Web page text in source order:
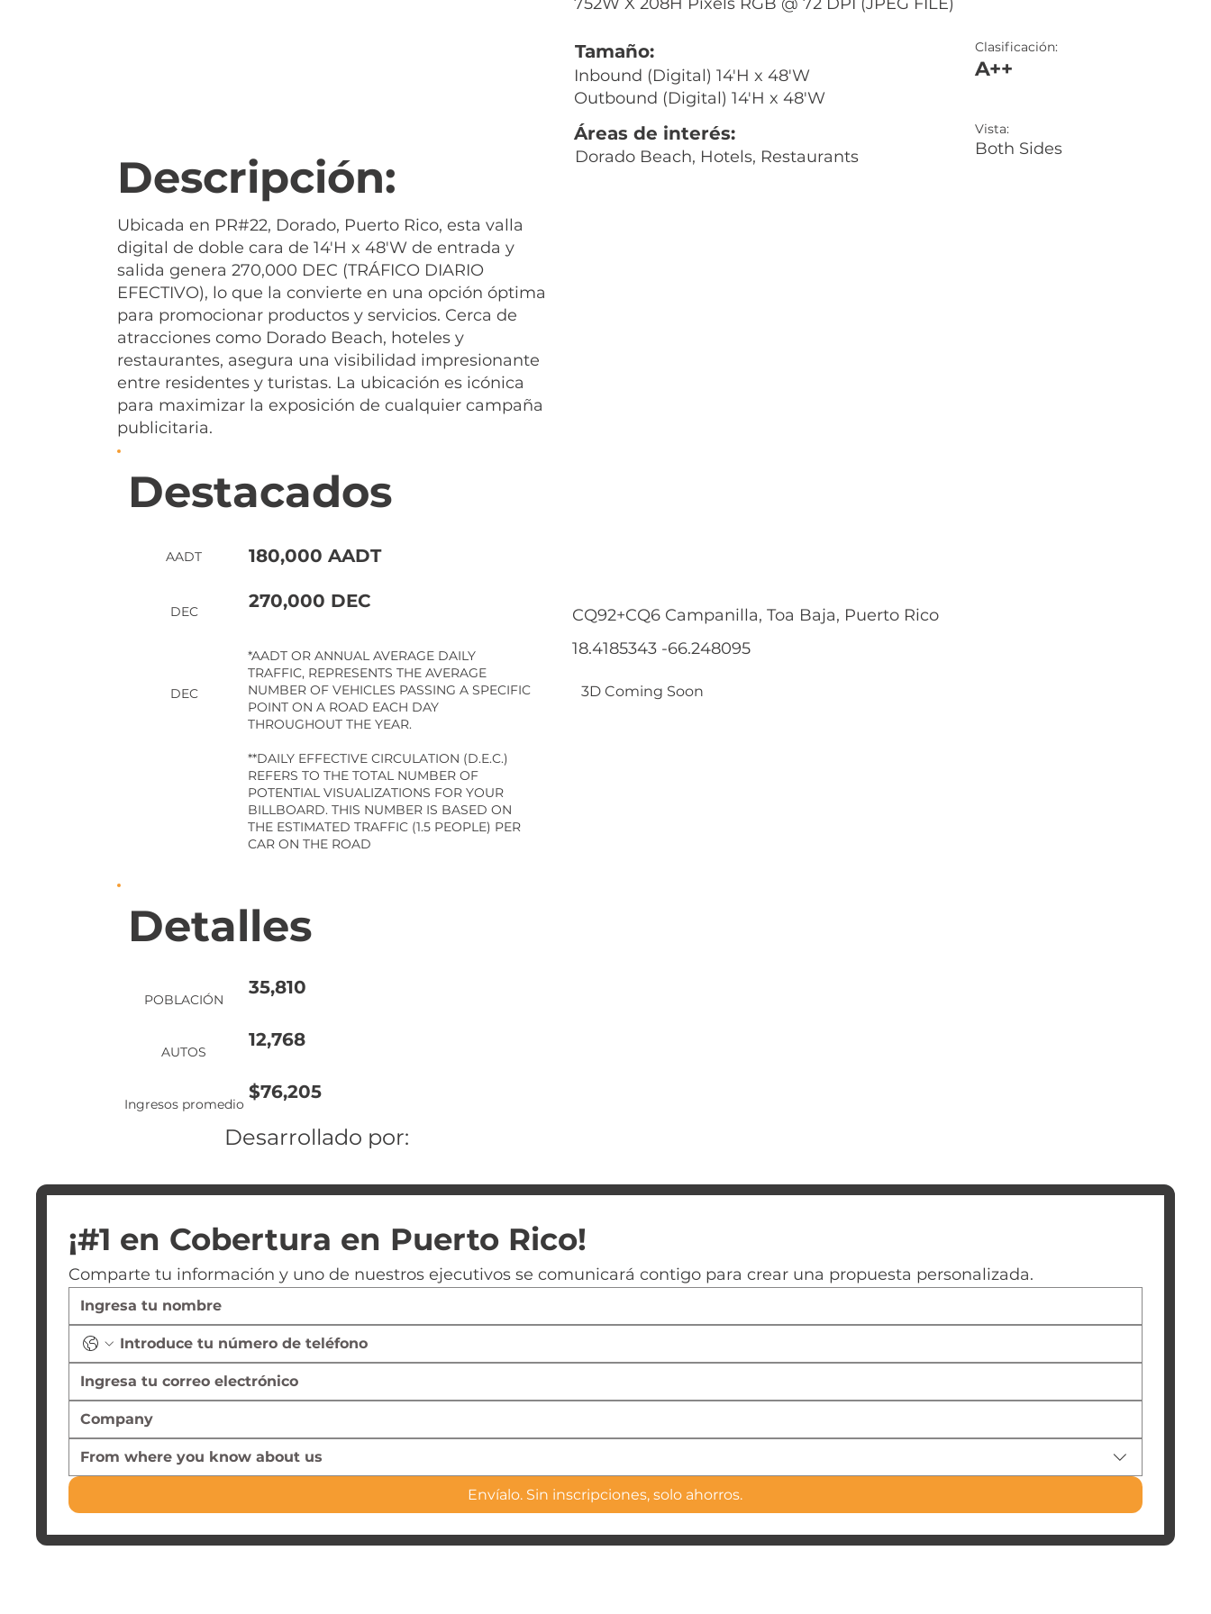
Descripción:
Ubicada en PR#22, Dorado, Puerto Rico, esta valla
digital de doble cara de 14'H x 48'W de entrada y
salida genera 270,000 DEC (TRÁFICO DIARIO
EFECTIVO), lo que la convierte en una opción óptima
para promocionar productos y servicios. Cerca de
atracciones como Dorado Beach, hoteles y
restaurantes, asegura una visibilidad impresionante
entre residentes y turistas. La ubicación es icónica
para maximizar la exposición de cualquier campaña
publicitaria.
270,000 DEC
DEC
180,000 AADT
AADT
Destacados
*AADT OR ANNUAL AVERAGE DAILY
TRAFFIC, REPRESENTS THE AVERAGE
NUMBER OF VEHICLES PASSING A SPECIFIC
POINT ON A ROAD EACH DAY
THROUGHOUT THE YEAR.
**DAILY EFFECTIVE CIRCULATION (D.E.C.)
REFERS TO THE TOTAL NUMBER OF
POTENTIAL VISUALIZATIONS FOR YOUR
BILLBOARD. THIS NUMBER IS BASED ON
THE ESTIMATED TRAFFIC (1.5 PEOPLE) PER
CAR ON THE ROAD
DEC
$76,205
Ingresos promedio
12,768
AUTOS
35,810
POBLACIÓN
Detalles
Desarrollado por:
CQ92+CQ6 Campanilla, Toa Baja, Puerto Rico
18.4185343 -66.248095
3D Coming Soon
Tamaño:
Inbound (Digital) 14'H x 48'W
Outbound (Digital) 14'H x 48'W
Clasificación:
A++
Áreas de interés:
Dorado Beach, Hotels, Restaurants
Vista:
Both Sides
¡#1 en Cobertura en Puerto Rico!
Comparte tu información y uno de nuestros ejecutivos se comunicará contigo para crear una propuesta personalizada.
From where you know about us
Envíalo. Sin inscripciones, solo ahorros.